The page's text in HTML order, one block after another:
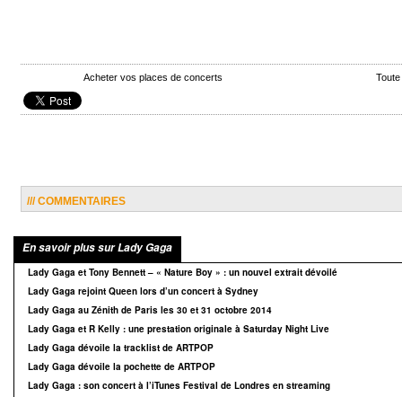
Acheter vos places de concerts
/// COMMENTAIRES
En savoir plus sur Lady Gaga
Lady Gaga et Tony Bennett – « Nature Boy » : un nouvel extrait dévoilé
Lady Gaga rejoint Queen lors d’un concert à Sydney
Lady Gaga au Zénith de Paris les 30 et 31 octobre 2014
Lady Gaga et R Kelly : une prestation originale à Saturday Night Live
Lady Gaga dévoile la tracklist de ARTPOP
Lady Gaga dévoile la pochette de ARTPOP
Lady Gaga : son concert à l’iTunes Festival de Londres en streaming